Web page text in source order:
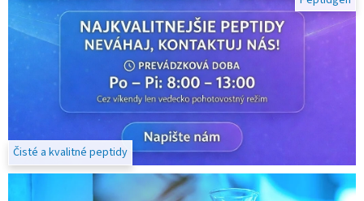
y
n
k
u
Čisté a kvalitné peptidy